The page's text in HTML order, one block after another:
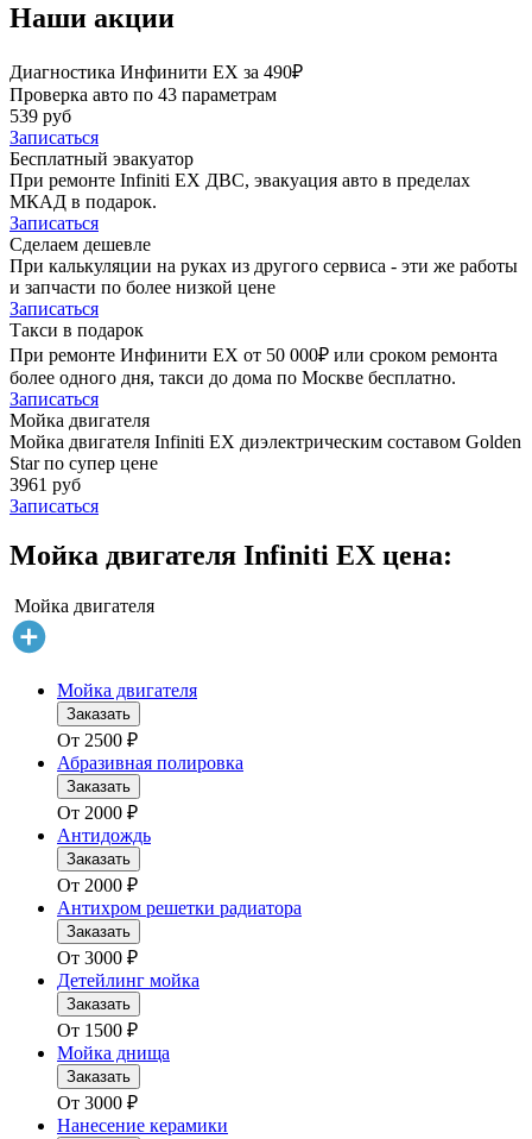
Наши акции
Диагностика Инфинити ЕХ за 490₽
Проверка авто по 43 параметрам
539 руб
Записаться
Бесплатный эвакуатор
При ремонте Infiniti EX ДВС, эвакуация авто в пределах
МКАД в подарок.
Записаться
Сделаем дешевле
При калькуляции на руках из другого сервиса - эти же работы
и запчасти по более низкой цене
Записаться
Такси в подарок
При ремонте Инфинити ЕХ от 50 000₽ или сроком ремонта
более одного дня, такси до дома по Москве бесплатно.
Записаться
Мойка двигателя
Мойка двигателя Infiniti EX диэлектрическим составом Golden
Star по супер цене
3961 руб
Записаться
Мойка двигателя Infiniti EX цена:
Мойка двигателя
Мойка двигателя
Заказать
От 2500 ₽
Абразивная полировка
Заказать
От 2000 ₽
Антидождь
Заказать
От 2000 ₽
Антихром решетки радиатора
Заказать
От 3000 ₽
Детейлинг мойка
Заказать
От 1500 ₽
Мойка днища
Заказать
От 3000 ₽
Нанесение керамики